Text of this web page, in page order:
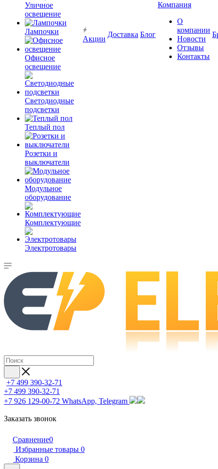
Уличное
освещение
Лампочки
Офисное
освещение
Светодиодные
подсветки
Теплый пол
Розетки и
выключатели
Модульное
оборудование
Комплектующие
Электротовары
Акции
Доставка Блог
Компания
О
компании
Новости
Отзывы
Контакты
+7 499 390-32-71
+7 499 390-32-71
+7 926 129-00-72 WhatsApp, Telegram
Заказать звонок
Сравнение0
Избранные товары 0
Корзина 0